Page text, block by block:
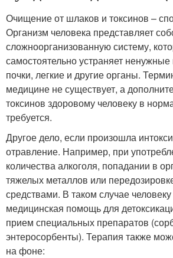
Очищение от шлаков и токсинов –
Организм человека представляет
сложноорганизованную систему,
самостоятельно устраняет
почки, легкие и другие органы.
медицине не существует, а
токсинов здоровому человеку в
требуется.
Другое дело, если произошла
отравление. Например, при
количества алкоголя, попадании в
тяжелых металлов или
средствами. В таком случае
медицинская помощь для
прием специальных препаратов
энтеросорбенты). Терапия также
на фоне: